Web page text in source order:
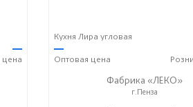
—
цена
Кухня Лира угловая
—
Оптовая цена
Фабрика «ЛЕКО»
г.Пенза